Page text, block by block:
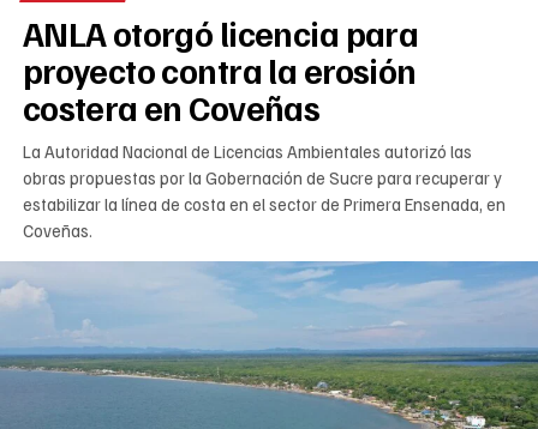
ANLA otorgó licencia para
proyecto contra la erosión
costera en Coveñas
La Autoridad Nacional de Licencias Ambientales autorizó las
obras propuestas por la Gobernación de Sucre para recuperar y
estabilizar la línea de costa en el sector de Primera Ensenada, en
Coveñas.